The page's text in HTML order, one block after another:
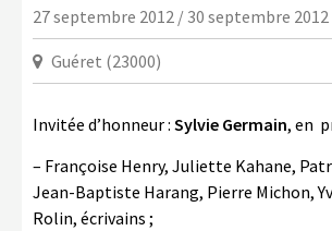
27 septembre 2012 / 30 septembre 2012
Guéret (23000)
Invitée d’honneur : Sylvie Germain, en
– Françoise Henry, Juliette Kahane,
Jean-Baptiste Harang, Pierre Michon,
Rolin, écrivains ;